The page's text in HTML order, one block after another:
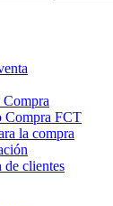
Compra FCT
la compra
clientes